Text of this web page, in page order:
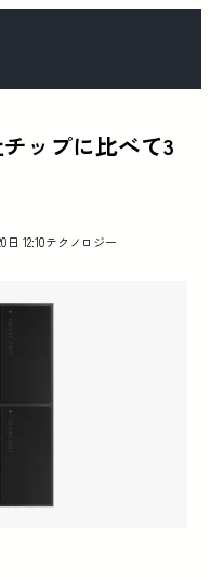
ップに比べて3
日 12:10テクノロジー